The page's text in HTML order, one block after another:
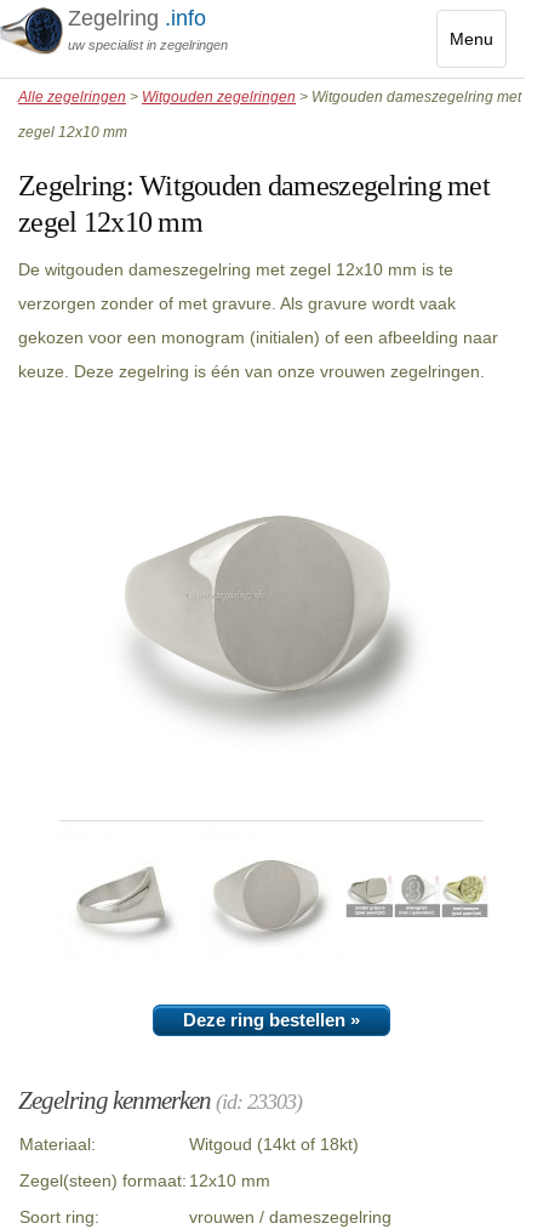
Menu
Toggle
Zegelring .info
uw specialist in zegelringen
Alle zegelringen > Witgouden zegelringen > Witgouden dameszegelring met
zegel 12x10 mm
Zegelring:Witgouden dameszegelring met
zegel 12x10 mm
De witgouden dameszegelring met zegel 12x10 mm is te
verzorgen zonder of met gravure. Als gravure wordt vaak
gekozen voor een monogram (initialen) of een afbeelding naar
keuze. Deze zegelring is één van onze vrouwen zegelringen.
Deze ring bestellen »
Zegelring kenmerken (id: 23303)
Materiaal:
Witgoud (14kt of 18kt)
Zegel(steen) formaat: 12x10 mm
Soort ring:
vrouwen / dameszegelring